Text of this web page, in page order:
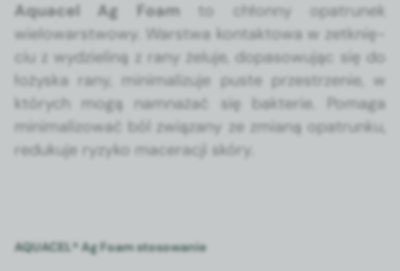
Aqua­cel Ag Foamto chłon­ny opa­trunek
wielowarst­wowy. Warst­wa kon­tak­towa w zetknię­
ciu z wydzieliną z rany żelu­je, dopa­sowu­jąc się do
łożys­ka rany, min­i­mal­izu­je puste przestrze­nie, w
których mogą nam­nażać się bak­terie. Poma­ga
min­i­mal­i­zować ból związany ze zmi­aną opa­trunku,
reduku­je ryzyko mac­er­acji skóry.
AQUACEL® Ag Foam stosowanie